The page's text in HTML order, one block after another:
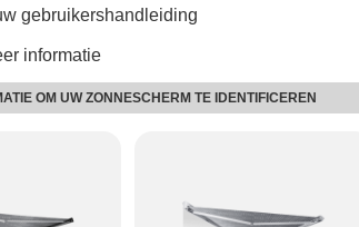
gebruikershandleiding
informatie
OM UW ZONNESCHERM TE IDENTIFICEREN
anders uitziet: